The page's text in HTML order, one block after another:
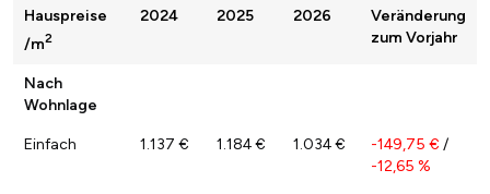
Hauspreise
/m2
2024 2025 2026
Veränderung
zum Vorjahr
Nach
Wohnlage
Einfach 1.137 € 1.184 € 1.034 € -149,75 € /
-12,65 %